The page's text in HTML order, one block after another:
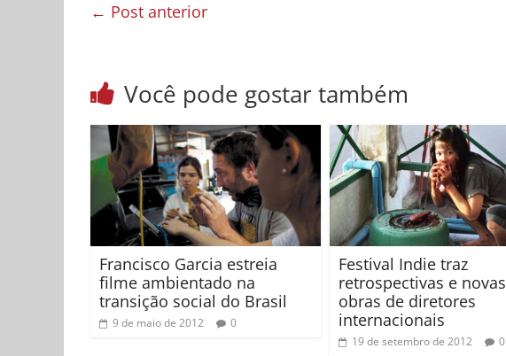
← Post anterior
Você pode gostar também
Francisco Garcia estreia
filme ambientado na
transição social do Brasil
9 de maio de 2012 0
Festival Indie traz
retrospectivas e novas
obras de diretores
internacionais
19 de setembro de 2012 0